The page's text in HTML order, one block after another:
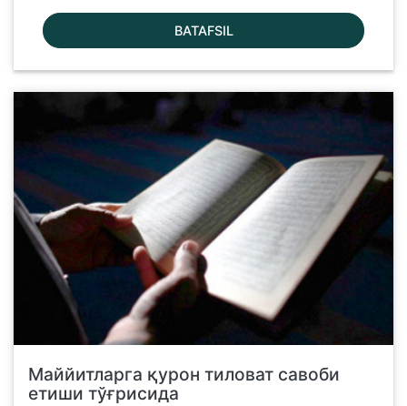
BATAFSIL
Маййитларга қурон тиловат савоби
етиши тўғрисида